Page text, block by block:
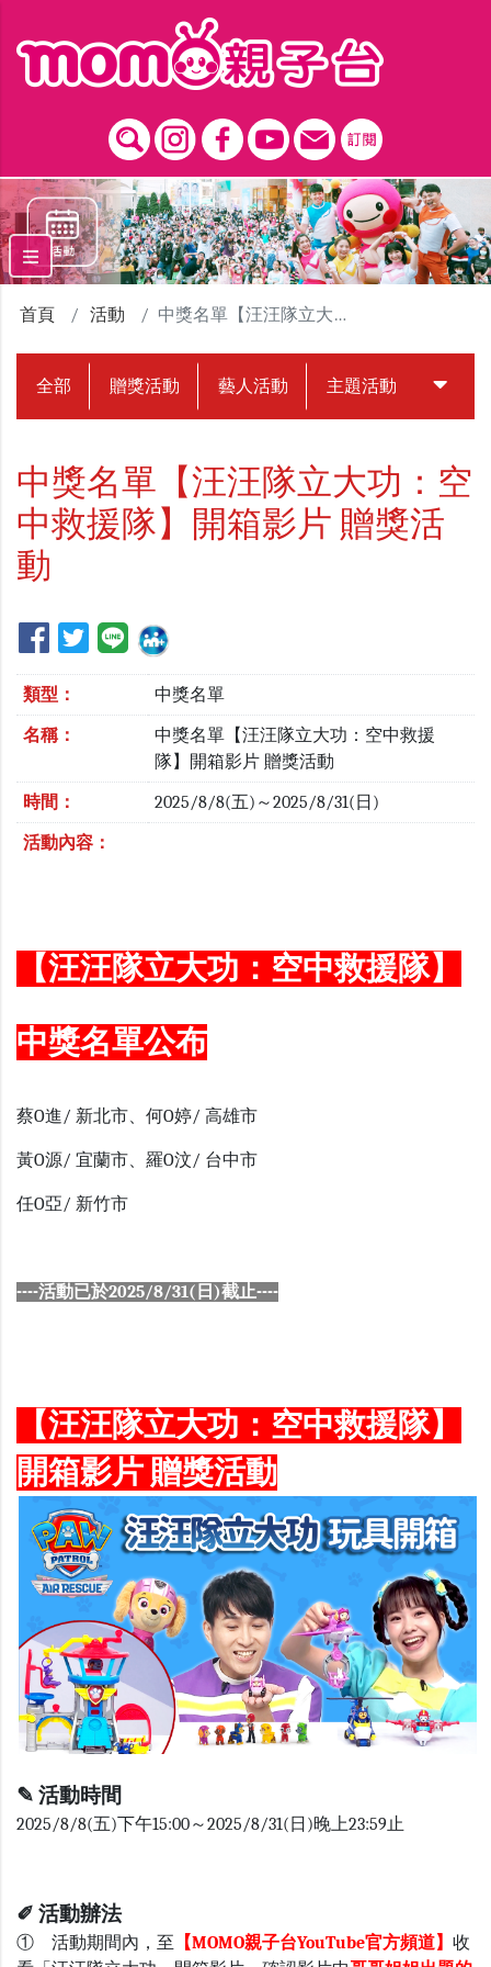
首頁 活動 中獎名單【汪汪隊立大功：空中救援隊】開箱影片 贈獎活動
全部 贈獎活動 藝人活動 主題活動 中獎名
中獎名單【汪汪隊立大功：空
中救援隊】開箱影片 贈獎活
動
類型： 中獎名單
名稱：
中獎名單【汪汪隊立大功：空中救援
隊】開箱影片 贈獎活動
時間： 2025/8/8(五)～2025/8/31(日)
活動內容：
【汪汪隊立大功：空中救援隊】
中獎名單公布
蔡O進/ 新北市、何O婷/ 高雄市
黃O源/ 宜蘭市、羅O汶/ 台中市
任O亞/ 新竹市
----活動已於2025/8/31(日)截止----
【汪汪隊立大功：空中救援隊】
開箱影片 贈獎活動
✎ 活動時間
2025/8/8(五)下午15:00～2025/8/31(日)晚上23:59止
✐ 活動辦法
① 活動期間內，至 【MOMO親子台YouTube官方頻道】 收